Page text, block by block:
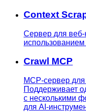
Context
Сервер для веб-
Crawl MCP
MCP-сервер
Поддерживает
с несколькими
для AI-